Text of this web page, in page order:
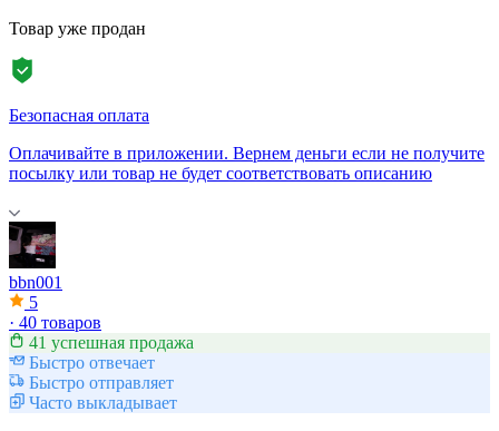
Товар уже продан
Безопасная оплата
Оплачивайте в приложении. Вернем деньги если не получите
посылку или товар не будет соответствовать описанию
bbn001
5
· 40 товаров
41 успешная продажа
Быстро отвечает
Быстро отправляет
Часто выкладывает